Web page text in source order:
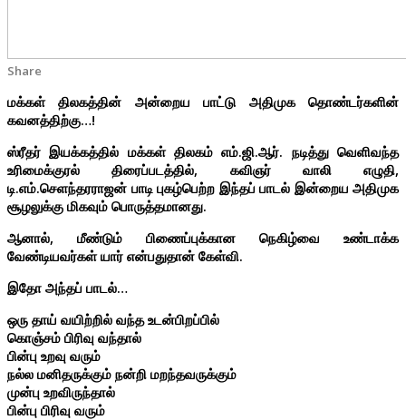
Share
மக்கள் திலகத்தின் அன்றைய பாட்டு அதிமுக தொண்டர்களின்
கவனத்திற்கு…!
ஸ்ரீதர் இயக்கத்தில் மக்கள் திலகம் எம்.ஜி.ஆர். நடித்து வெளிவந்த
உரிமைக்குரல் திரைப்படத்தில், கவிஞர் வாலி எழுதி,
டி.எம்.செளந்தரராஜன் பாடி புகழ்பெற்ற இந்தப் பாடல் இன்றைய அதிமுக
சூழலுக்கு மிகவும் பொருத்தமானது.
ஆனால், மீண்டும் பிணைப்புக்கான நெகிழ்வை உண்டாக்க
வேண்டியவர்கள் யார் என்பதுதான் கேள்வி.
இதோ அந்தப் பாடல்…
ஒரு தாய் வயிற்றில் வந்த உடன்பிறப்பில்
கொஞ்சம் பிரிவு வந்தால்
பின்பு உறவு வரும்
நல்ல மனிதருக்கும் நன்றி மறந்தவருக்கும்
முன்பு உறவிருந்தால்
பின்பு பிரிவு வரும்